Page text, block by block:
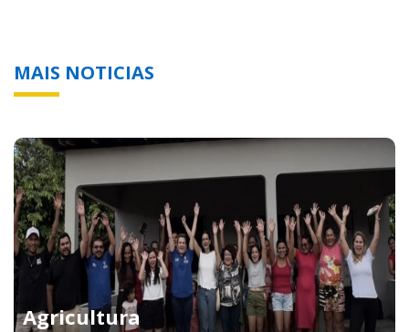
MAIS NOTICIAS
Agricultura